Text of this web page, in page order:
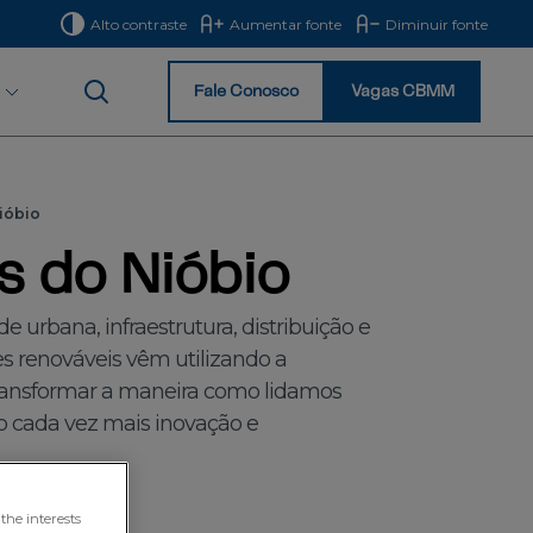
Alto contraste Aumentar fonte Diminuir fonte
Início Fale Conosco Vagas CBMM
do Nióbio
urbana, infraestrutura, distribuição e
renováveis vêm utilizando a
a maneira como lidamos
vez mais inovação e
interests